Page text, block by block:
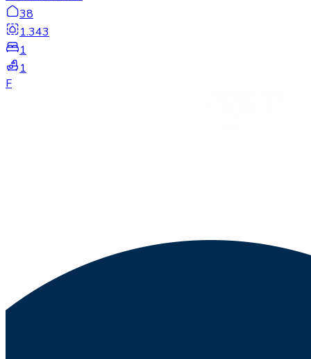
38
1.343
1
1
F